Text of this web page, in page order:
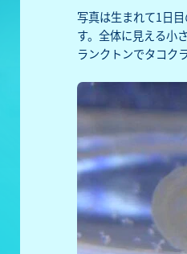
写真は生まれて1日
す。全体に見える小
ランクトンでタコク